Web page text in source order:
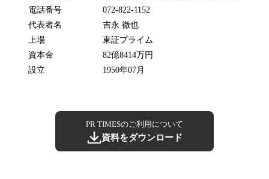
電話番号
072-822-1152
代表者名
吉永 徹也
上場
東証プライム
資本金
82億8414万円
設立
1950年07月
PR TIMESのご利用について
資料をダウンロード